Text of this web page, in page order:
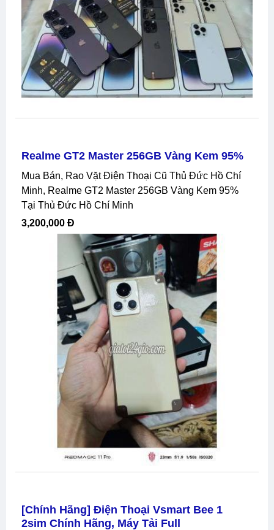
Realme GT2 Master 256GB Vàng Kem 95%
Mua Bán, Rao Vặt Điện Thoại Cũ Thủ Đức Hồ Chí
Minh, Realme GT2 Master 256GB Vàng Kem 95%
Tại Thủ Đức Hồ Chí Minh
3,200,000 Đ
[chính Hãng] Điện Thoại Vsmart Bee 1
2sim Chính Hãng, Máy Tải Full